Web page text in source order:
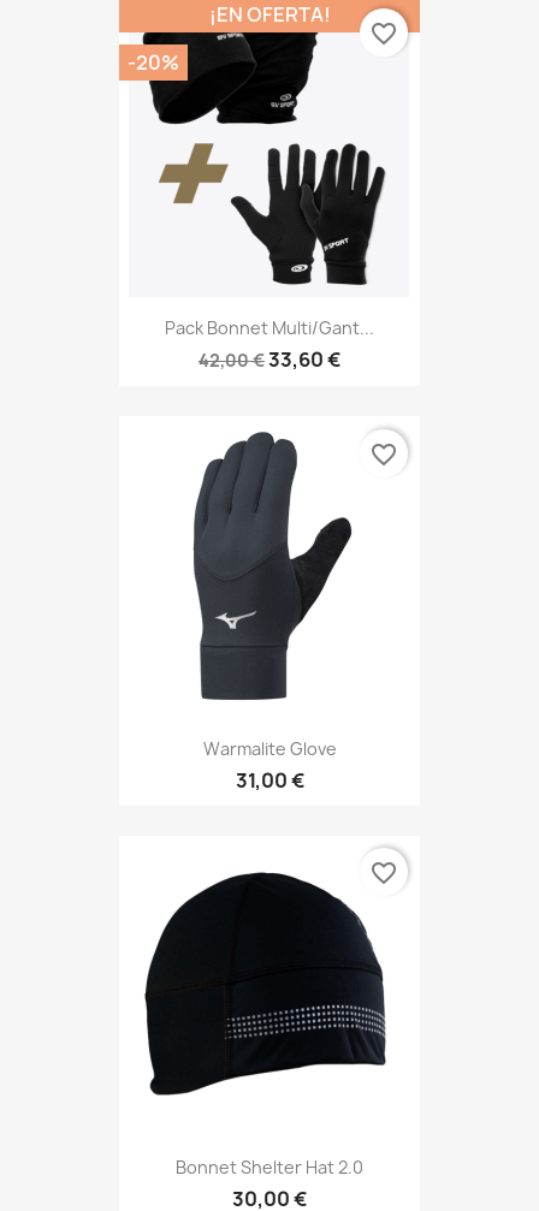
Pack Bonnet Multi/gant...
42,00 €33,60 €
¡EN OFERTA!
-20%
favorite_border
Warmalite Glove
31,00 €
favorite_border
Bonnet Shelter Hat 2.0
30,00 €
favorite_border